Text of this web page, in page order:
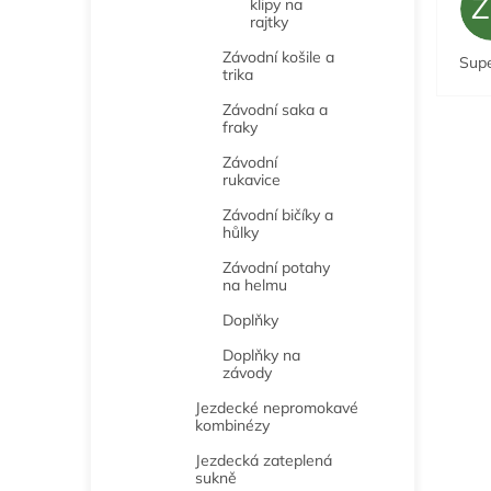
klipy na
rajtky
Závodní košile a
trika
Závodní saka a
fraky
Závodní
rukavice
Závodní bičíky a
hůlky
Závodní potahy
na helmu
Doplňky
Doplňky na
závody
Jezdecké nepromokavé
kombinézy
Jezdecká zateplená
sukně